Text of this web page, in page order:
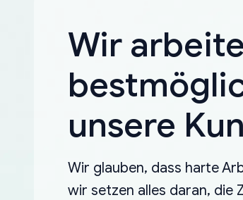
Wir
unsere
Wir glauben, dass harte
wir setzen alles daran, die